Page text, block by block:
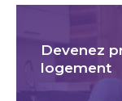
Devenez
logement